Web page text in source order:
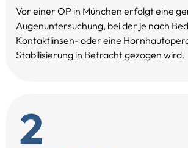
Vor einer OP in München erfolgt eine
Augenuntersuchung, bei der je nach
Kontaktlinsen- oder eine
Stabilisierung in Betracht gezogen wird.